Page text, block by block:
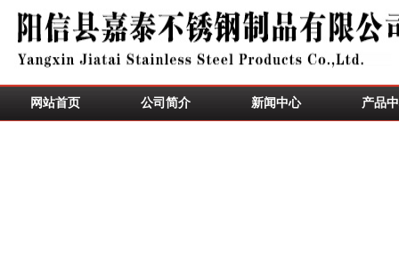
网站首页 公司简介 新闻中心 产品